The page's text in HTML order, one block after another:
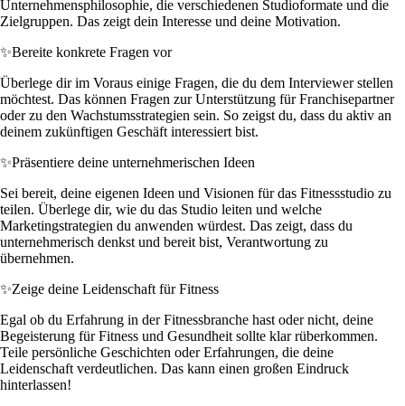
Unternehmensphilosophie, die verschiedenen Studioformate und die
Zielgruppen. Das zeigt dein Interesse und deine Motivation.
✨Bereite konkrete Fragen vor
Überlege dir im Voraus einige Fragen, die du dem Interviewer stellen
möchtest. Das können Fragen zur Unterstützung für Franchisepartner
oder zu den Wachstumsstrategien sein. So zeigst du, dass du aktiv an
deinem zukünftigen Geschäft interessiert bist.
✨Präsentiere deine unternehmerischen Ideen
Sei bereit, deine eigenen Ideen und Visionen für das Fitnessstudio zu
teilen. Überlege dir, wie du das Studio leiten und welche
Marketingstrategien du anwenden würdest. Das zeigt, dass du
unternehmerisch denkst und bereit bist, Verantwortung zu
übernehmen.
✨Zeige deine Leidenschaft für Fitness
Egal ob du Erfahrung in der Fitnessbranche hast oder nicht, deine
Begeisterung für Fitness und Gesundheit sollte klar rüberkommen.
Teile persönliche Geschichten oder Erfahrungen, die deine
Leidenschaft verdeutlichen. Das kann einen großen Eindruck
hinterlassen!